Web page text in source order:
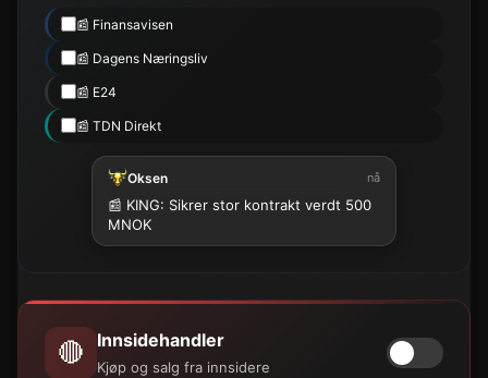
📰 Finansavisen
📰 Dagens Næringsliv
📰 E24
📰 TDN Direkt
Oksen nå
📰 KING: Sikrer stor kontrakt verdt 500
MNOK
🔴 Innsidehandler
Kjøp og salg fra innsidere